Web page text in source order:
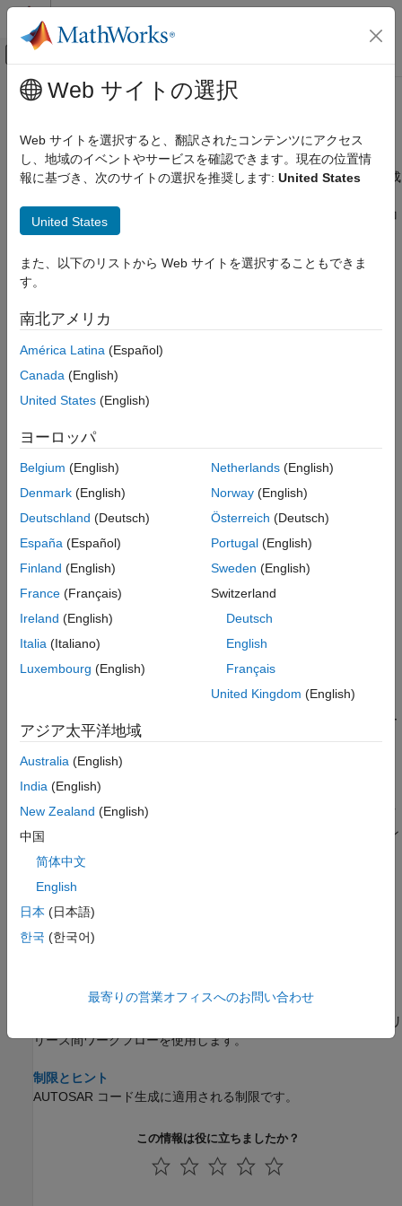
コンテンツへスキップ
オフキャンバス ナビゲーション メ
ドキュメンテーションのホーム
自動車
AUTOSAR Blockset
カテゴリ
パターンのモデル化
コンポーネントの作成
コード生成
メインコンテンツ
コード生成
量産統合用の AUTOSAR 準拠の C コードと XML 記述の生成
AUTOSAR ソフトウェア コンポーネントの Simulink®表現を作成
イム環境用に統合するためのコードを生成します。AUTOSAR コ
ード生成にはSimulink Coder™
トピック
AUTOSAR Classic Component Code Generation Files
Generate code and export ARXML files for AUTOSAR Classic
AUTOSAR C コードおよび XML 記述の生成
記述を AUTOSAR コンポーネント モデルからエクスポートしま
AUTOSAR コード生成の構成
AUTOSAR モデル用にコード生成を構成します。
モデル コンフィギュレーション パラメーター: コード生成の
AUTOSAR (Embedded Coder)
AUTOSAR コードの生成を制御するパラメーター。
AUTOSAR コード置換ライブラリによるコード生成
AUTOSAR 4.x コード置換ライブラリを使用して、AUTOSAR 規
格により厳密に準拠した C コードを生成する。
AUTOSAR 準拠の C コードで AUTOSAR プラットフォーム デー
タ型を自動的に生成します。
証
ソフトウェアインザループ (SIL) およびプロセッサインザループ
(PIL) シミュレーションを使用した AUTOSAR ソフトウェア コン
マルチインスタンス ソフトウェア コンポーネント用の生成コー
ドの統合
ダー ファイルを構成する。
レーション
以前のリリースから AUTOSAR コードをインポートするには、リ
リース間ワークフローを使用します。
制限とヒント
AUTOSAR コード生成に適用される制限です。
この情報は役に立ちましたか？
Web サイトの選択
Web サイトを選択すると、翻訳されたコンテンツにアクセス
し、地域のイベントやサービスを確認できます。現在の位置情
報に基づき、次のサイトの選択を推奨します: United States
United States
また、以下のリストから Web サイトを選択することもできま
す。
南北アメリカ
América Latina (Español)
Canada (English)
United States (English)
ヨーロッパ
Belgium (English)
Denmark (English)
Deutschland (Deutsch)
España (Español)
Finland (English)
France (Français)
Ireland (English)
Italia (Italiano)
Luxembourg (English)
Netherlands(English)
Norway(English)
Österreich (Deutsch)
Portugal(English)
Sweden (English)
Switzerland
Deutsch
English
Français
United Kingdom (English)
アジア太平洋地域
Australia (English)
India (English)
New Zealand (English)
中国
简体中文
English
日本 (日本語)
한국 (한국어)
最寄りの営業オフィスへのお問い合わせ